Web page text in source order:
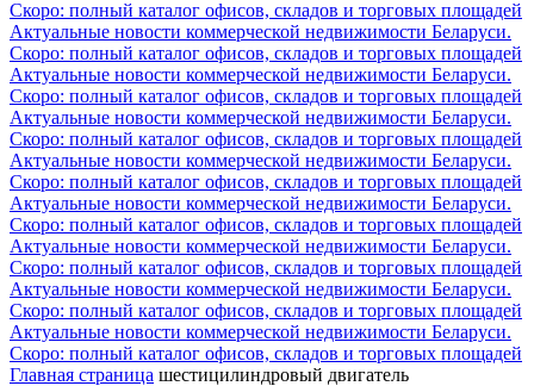
Скоро: полный каталог офисов, складов и торговых площадей
Актуальные новости коммерческой недвижимости Беларуси.
Скоро: полный каталог офисов, складов и торговых площадей
Актуальные новости коммерческой недвижимости Беларуси.
Скоро: полный каталог офисов, складов и торговых площадей
Актуальные новости коммерческой недвижимости Беларуси.
Скоро: полный каталог офисов, складов и торговых площадей
Актуальные новости коммерческой недвижимости Беларуси.
Скоро: полный каталог офисов, складов и торговых площадей
Актуальные новости коммерческой недвижимости Беларуси.
Скоро: полный каталог офисов, складов и торговых площадей
Актуальные новости коммерческой недвижимости Беларуси.
Скоро: полный каталог офисов, складов и торговых площадей
Актуальные новости коммерческой недвижимости Беларуси.
Скоро: полный каталог офисов, складов и торговых площадей
Актуальные новости коммерческой недвижимости Беларуси.
Скоро: полный каталог офисов, складов и торговых площадей
Главная страница шестицилиндровый двигатель